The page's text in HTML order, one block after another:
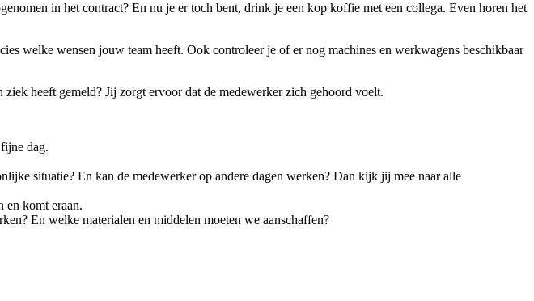
in het contract? En nu je er toch bent, drink je een kop koffie met een collega. Even horen het
welke wensen jouw team heeft. Ook controleer je of er nog machines en werkwagens beschikbaar
heeft gemeld? Jij zorgt ervoor dat de medewerker zich gehoord voelt.
dag.
situatie? En kan de medewerker op andere dagen werken? Dan kijk jij mee naar alle
en komt eraan.
En welke materialen en middelen moeten we aanschaffen?